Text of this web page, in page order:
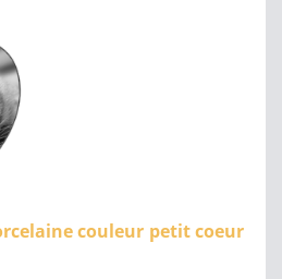
couleur petit coeur